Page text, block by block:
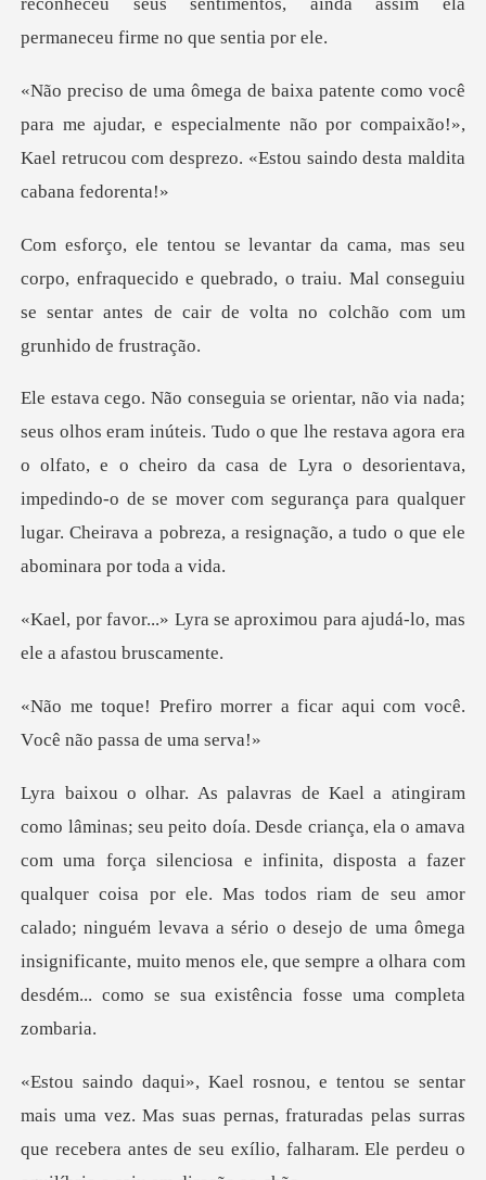
ajudar, e especialmente não por compaixão!»,
Kael retrucou
enfraquecido e quebrado, o traiu. Mal conseguiu
se sentar an
tava agora era
o olfato, e o cheiro da casa de Lyra o desorientava,
impedindo-o de se mover com segur
aproximou para ajudá-lo, ma
er a ficar aqui com você.
V
nciosa e infinita, disposta a fazer
qualquer coisa por ele. Mas todos riam de seu amor
calado; ninguém levava a sério o desejo d
Mas suas pernas, fraturadas pelas surras
que recebera antes de seu